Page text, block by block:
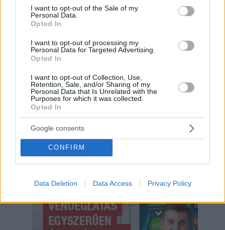
consent section.
I want to opt-out of the Sale of my
Personal Data.
Opted In
I want to opt-out of processing my
Personal Data for Targeted Advertising.
Opted In
I want to opt-out of Collection, Use,
Retention, Sale, and/or Sharing of my
Personal Data that Is Unrelated with the
Purposes for which it was collected.
Opted In
Google consents
CONFIRM
Data Deletion Data Access Privacy Policy
Hirdetés